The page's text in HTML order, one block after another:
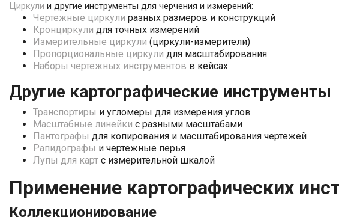
Циркули и другие инструменты для черчения и измерений:
Чертежные циркули разных размеров и конструкций
Кронциркули для точных измерений
Измерительные циркули (циркули-измерители)
Пропорциональные циркули для масштабирования
Наборы чертежных инструментов в кейсах
Другие картографические инструменты
Транспортиры и угломеры для измерения углов
Масштабные линейки с разными масштабами
Пантографы для копирования и масштабирования чертежей
Рапидографы и чертежные перья
Лупы для карт с измерительной шкалой
Применение картографических
Коллекционирование